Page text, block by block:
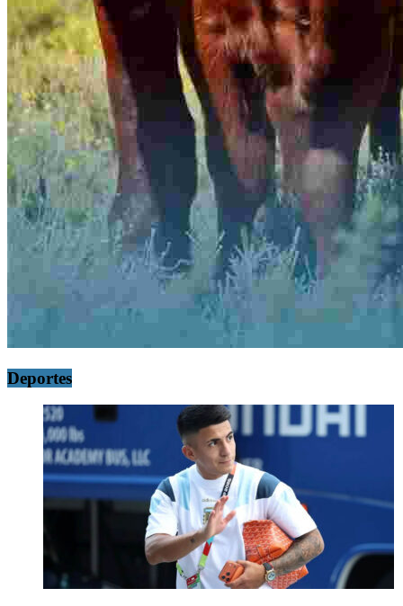
Deportes